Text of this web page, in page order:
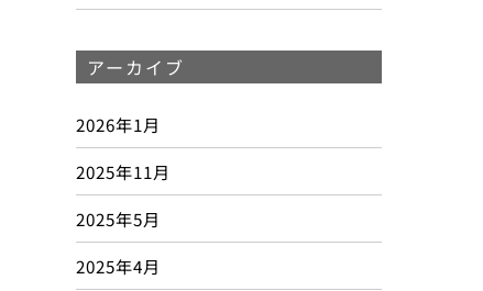
アーカイブ
2026年1月
2025年11月
2025年5月
2025年4月